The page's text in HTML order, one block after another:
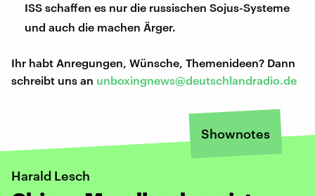
ISS schaffen es nur die russischen Sojus-Systeme
und auch die machen Ärger.
Ihr habt Anregungen, Wünsche, Themenideen? Dann
schreibt uns an unboxingnews@deutschlandradio.de
Shownotes
Harald Lesch